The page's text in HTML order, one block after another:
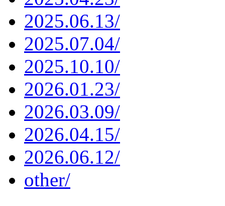
2025.06.13/
2025.07.04/
2025.10.10/
2026.01.23/
2026.03.09/
2026.04.15/
2026.06.12/
other/